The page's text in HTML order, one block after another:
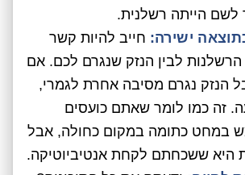
הייתה רשלנית.
ישירה: חייב להיות קשר
הרשלנות לבין הנזק שנגרם לכם. אם
הנזק נגרם מסיבה אחרת לגמרי,
זה כמו לומר שאתם כועסים
במחט כתומה במקום כחולה, אבל
היא ששכחתם לקחת אנטיביוטיקה.